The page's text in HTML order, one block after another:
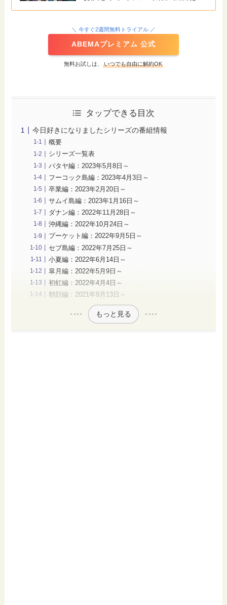
＼ 今すぐ2週間無料トライアル ／
ABEMAプレミアム 公式
無料お試しは、 いつでも自由に解約OK
タップできる目次
今日好きになりましたシリーズの番組情報
概要
シリーズ一覧表
パタヤ編：2023年5月8日～
フーコック島編：2023年4月3日～
卒業編：2023年2月20日～
サムイ島編：2023年1月16日～
ダナン編：2022年11月28日～
沖縄編：2022年10月24日～
プーケット編：2022年9月5日～
セブ島編：2022年7月25日～
小夏編：2022年6月14日～
皐月編：2022年5月9日～
初虹編：2022年4月4日～
朝顔編：2021年9月13日～
もっと見る